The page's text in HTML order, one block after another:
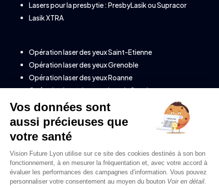
Lasers pour la presbytie :PresbyLasikouSupracor
Lasik XTRA
Opération laser des yeux Saint-Etienne
Opération laser des yeux Grenoble
Opération laser des yeux Roanne
Opération laser des yeux Lons le Saunier
Opération laser des yeux à Annecy (Savoie)
Opération laser des yeux à Clermont-Ferrand
Opération laser des yeux à Valence
Opération laser des yeux à Montélimar
Opération laser des yeux à Chambéry
Opération laser des yeux à Bourg-en-Bresse
Opération laser des yeux à Genève